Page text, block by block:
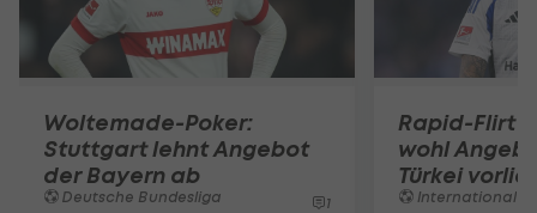
Woltemade-Poker:
Stuttgart lehnt Angebot
der Bayern ab
Deutsche Bundesliga 1
Rapid-Flirt
wohl
Türkei
International